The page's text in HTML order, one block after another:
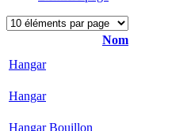
Nom
Hangar
Hangar
Hangar Bouillon